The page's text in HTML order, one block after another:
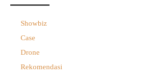
Showbiz
Case
Drone
Rekomendasi